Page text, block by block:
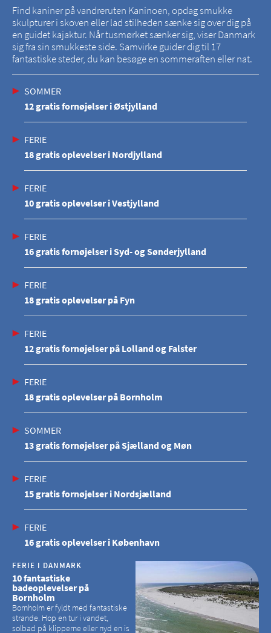
Find kaniner på vandreruten Kaninoen, opdag smukke
skulpturer i skoven eller lad stilheden sænke sig over dig på
en guidet kajaktur. Når tusmørket sænker sig, viser Danmark
sig fra sin smukkeste side. Samvirke guider dig til 17
fantastiske steder, du kan besøge en sommeraften eller nat.
SOMMER
12 gratis fornøjelser i Østjylland
FERIE
18 gratis oplevelser i Nordjylland
FERIE
10 gratis oplevelser i Vestjylland
FERIE
16 gratis fornøjelser i Syd- og Sønderjylland
FERIE
18 gratis oplevelser på Fyn
FERIE
12 gratis fornøjelser på Lolland og Falster
FERIE
18 gratis oplevelser på Bornholm
SOMMER
13 gratis fornøjelser på Sjælland og Møn
FERIE
15 gratis fornøjelser i Nordsjælland
FERIE
16 gratis oplevelser i København
FERIE I DANMARK
10 fantastiske
badeoplevelser på
Bornholm
Bornholm er fyldt med fantastiske
strande. Hop en tur i vandet,
solbad på klipperne eller nyd en is